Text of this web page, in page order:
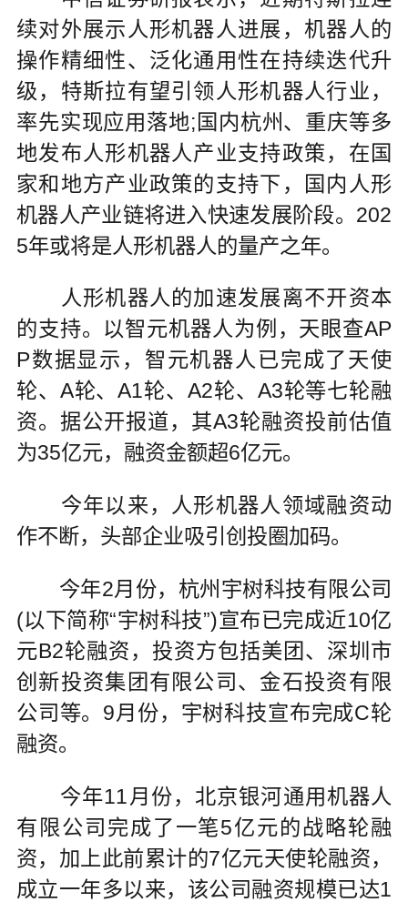
续对外展示人形机器人进展，机器人的
操作精细性、泛化通用性在持续迭代升
级，特斯拉有望引领人形机器人行业，
率先实现应用落地;国内杭州、重庆等多
地发布人形机器人产业支持政策，在国
家和地方产业政策的支持下，国内人形
机器人产业链将进入快速发展阶段。202
5年或将是人形机器人的量产之年。
人形机器人的加速发展离不开资本
的支持。以智元机器人为例，天眼查AP
P数据显示，智元机器人已完成了天使
轮、A轮、A1轮、A2轮、A3轮等七轮融
资。据公开报道，其A3轮融资投前估值
为35亿元，融资金额超6亿元。
今年以来，人形机器人领域融资动
作不断，头部企业吸引创投圈加码。
今年2月份，杭州宇树科技有限公司
(以下简称“宇树科技”)宣布已完成近10亿
元B2轮融资，投资方包括美团、深圳市
创新投资集团有限公司、金石投资有限
公司等。9月份，宇树科技宣布完成C轮
融资。
今年11月份，北京银河通用机器人
有限公司完成了一笔5亿元的战略轮融
资，加上此前累计的7亿元天使轮融资，
成立一年多以来，该公司融资规模已达1